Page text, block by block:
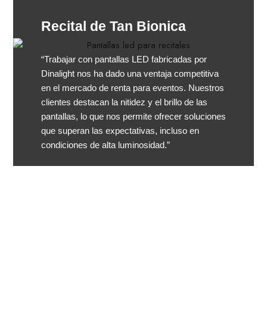
Recital de Tan Bionica
“Trabajar con pantallas LED fabricadas por
Dinalight nos ha dado una ventaja competitiva
en el mercado de renta para eventos. Nuestros
clientes destacan la nitidez y el brillo de las
pantallas, lo que nos permite ofrecer soluciones
que superan las expectativas, incluso en
condiciones de alta luminosidad.”